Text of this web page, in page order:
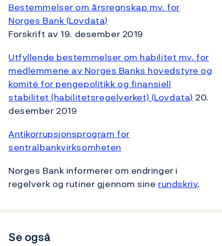
Bestemmelser om årsregnskap mv. for
Norges Bank (Lovdata)
Forskrift av 19. desember 2019
Utfyllende bestemmelser om habilitet mv. for
medlemmene av Norges Banks hovedstyre og
komité for pengepolitikk og finansiell
stabilitet (habilitetsregelverket) (Lovdata) 20.
desember 2019
Antikorrupsjonsprogram for
sentralbankvirksomheten
Norges Bank informerer om endringer i
regelverk og rutiner gjennom sine rundskriv.
Se også